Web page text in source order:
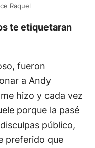
Raquel
te etiquetaran
fueron
a Andy
hizo y cada vez
porque la pasé
público,
preferido que